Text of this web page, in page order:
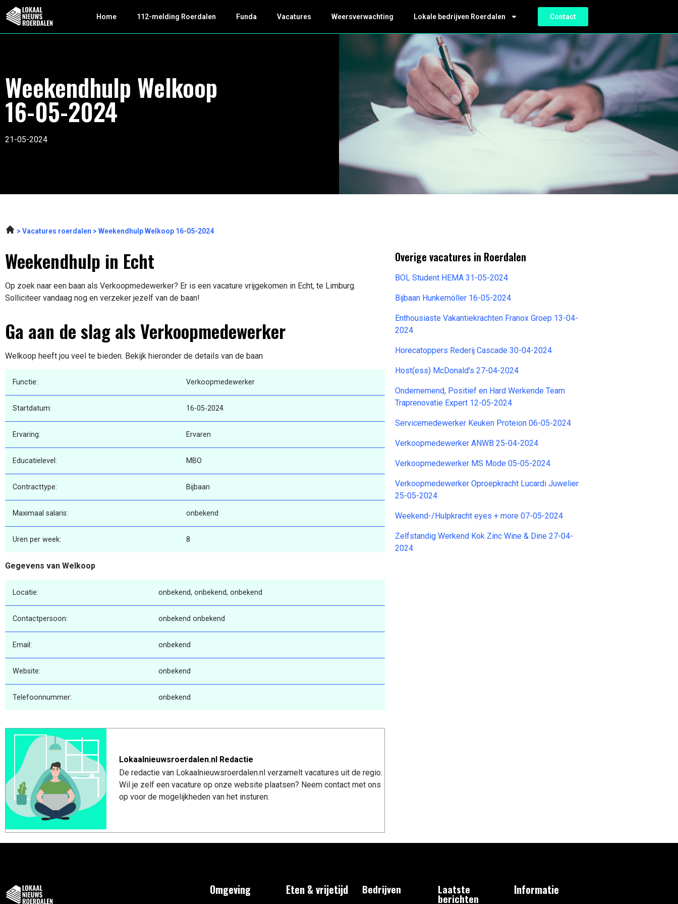
Home 112-melding Roerdalen Funda Vacatures Weersverwachting Lokale bedrijven Roerdalen Contact
Weekendhulp Welkoop
16-05-2024
21-05-2024
Vacatures roerdalen Weekendhulp Welkoop 16-05-2024
Weekendhulp in Echt
Op zoek naar een baan als Verkoopmedewerker? Er is een vacature vrijgekomen in Echt, te Limburg.
Solliciteer vandaag nog en verzeker jezelf van de baan!
Ga aan de slag als Verkoopmedewerker
Welkoop heeft jou veel te bieden. Bekijk hieronder de details van de baan
Functie: Verkoopmedewerker
Startdatum: 16-05-2024
Ervaring: Ervaren
Educatielevel: MBO
Contracttype: Bijbaan
Maximaal salaris: onbekend
Uren per week: 8
Gegevens van Welkoop
Locatie: onbekend, onbekend, onbekend
Contactpersoon: onbekend onbekend
Email: onbekend
Website: onbekend
Telefoonnummer: onbekend
Lokaalnieuwsroerdalen.nl Redactie
De redactie van Lokaalnieuwsroerdalen.nl verzamelt vacatures uit de regio.
Wil je zelf een vacature op onze website plaatsen? Neem contact met ons
op voor de mogelijkheden van het insturen.
Overige vacatures in Roerdalen
BOL Student HEMA 31-05-2024
Bijbaan Hunkemöller 16-05-2024
Enthousiaste Vakantiekrachten Franox Groep 13-04-
2024
Horecatoppers Rederij Cascade 30-04-2024
Host(ess) McDonald’s 27-04-2024
Ondernemend, Positief en Hard Werkende Team
Traprenovatie Expert 12-05-2024
Servicemedewerker Keuken Proteion 06-05-2024
Verkoopmedewerker ANWB 25-04-2024
Verkoopmedewerker MS Mode 05-05-2024
Verkoopmedewerker Oproepkracht Lucardi Juwelier
25-05-2024
Weekend-/Hulpkracht eyes + more 07-05-2024
Zelfstandig Werkend Kok Zinc Wine & Dine 27-04-
2024
Omgeving Eten & vrijetijd Bedrijven Laatste
berichten
Informatie